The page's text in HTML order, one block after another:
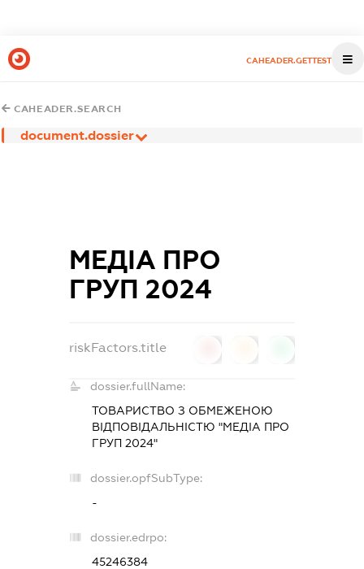
CAHEADER.GETTEST
CAHEADER.SEARCH
document.dossier
МЕДІА ПРО
ГРУП 2024
riskFactors.title
dossier.fullName:
ТОВАРИСТВО З ОБМЕЖЕНОЮ
ВІДПОВІДАЛЬНІСТЮ "МЕДІА ПРО
ГРУП 2024"
dossier.opfSubType:
-
dossier.edrpo:
45246384